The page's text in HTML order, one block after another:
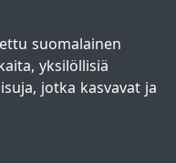
suomalainen
yksilöllisiä
jotka kasvavat ja